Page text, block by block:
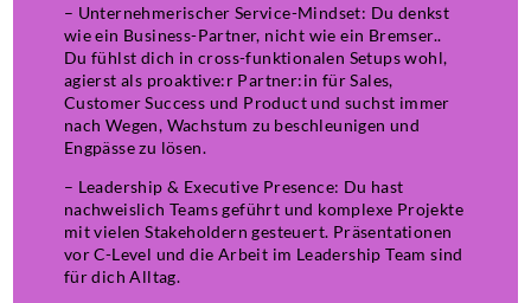
– Unternehmerischer Service-Mindset: Du denkst
wie ein Business-Partner, nicht wie ein Bremser..
Du fühlst dich in cross-funktionalen Setups wohl,
agierst als proaktive:r Partner:in für Sales,
Customer Success und Product und suchst immer
nach Wegen, Wachstum zu beschleunigen und
Engpässe zu lösen.
– Leadership & Executive Presence: Du hast
nachweislich Teams geführt und komplexe Projekte
mit vielen Stakeholdern gesteuert. Präsentationen
vor C-Level und die Arbeit im Leadership Team sind
für dich Alltag.